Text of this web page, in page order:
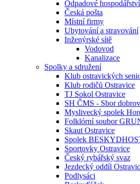
Odpadové hospodářství
Česká pošta
Místní firmy
Ubytování a stravování
Inženýrské sítě
Vodovod
Kanalizace
Spolky a sdružení
Klub ostravických
Klub rodičů Ostravice
TJ Sokol Ostravice
SH ČMS - Sbor
Myslivecký spolek
Folklórní soubor
Skaut Ostravice
Spolek
Sportovky Ostravice
Český rybářský svaz
Jezdecký oddíl
Podlysáci